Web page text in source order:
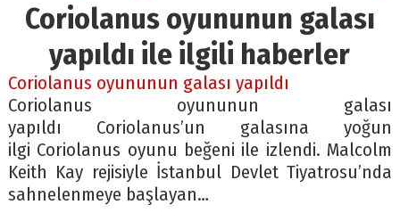
Coriolanus oyununun galası
yapıldı ile ilgili haberler
Coriolanus oyununun galası yapıldı
Coriolanus oyununun galası
yapıldı Coriolanus’un galasına yoğun
ilgi Coriolanus oyunu beğeni ile izlendi. Malcolm
Keith Kay rejisiyle İstanbul Devlet Tiyatrosu’nda
sahnelenmeye başlayan…